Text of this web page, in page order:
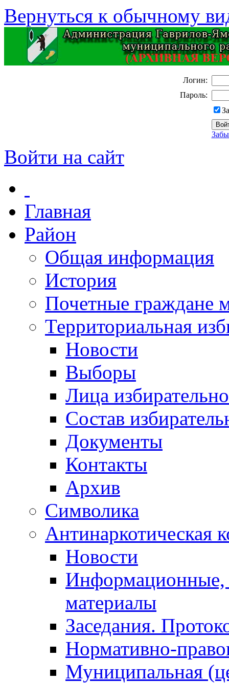
Вернуться к обычному
Логин:
Пароль:
Войти на сайт
Главная
Район
Общая информация
История
Почетные граждане
Территориальная
Новости
Выборы
Лица
Состав
Документы
Контакты
Архив
Символика
Антинаркотическая
Новости
Информационные,
материалы
Заседания.
Нормативно-
Муниципальная